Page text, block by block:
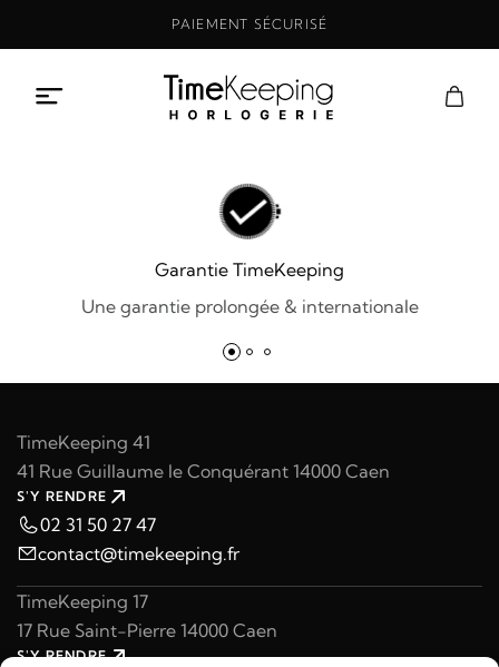
PAIEMENT SÉCURISÉ
Garantie TimeKeeping
Une garantie prolongée & internationale
TimeKeeping 41
41 Rue Guillaume le Conquérant 14000 Caen
S'Y RENDRE
02 31 50 27 47
contact@timekeeping.fr
TimeKeeping 17
17 Rue Saint-Pierre 14000 Caen
S'Y RENDRE